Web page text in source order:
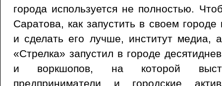
города используется не полностью.
Саратова, как запустить в своем
и сделать его лучше, институт медиа,
«Стрелка» запустил в городе
и воркшопов, на которой
предприниматели и городские